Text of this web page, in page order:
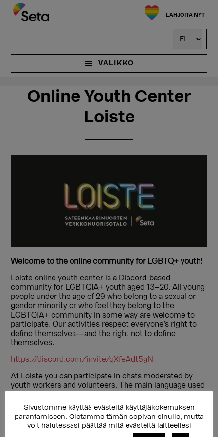
Hyppää
pääsisältöön
Hyppää
ensisijaiseen
sivupalkkiin
LAHJOITA NYT
VALIKKO
Online Youth Center
Loiste
Welcome to the online community for LGBTQ+ youth!
Loiste online youth center is a Discord-based
community for LGBTQIA+ youth aged 13–20. All young
people under the age of 29 who belong to a sexual or
gender minority or who feel they belong to the
LGBTQIA+ community in some way are welcome to
participate. Our activities respect everyone’s right to
define themselves—and the right not to define
themselves.
https://discord.com/invite/qXfeAdt5gN
At Loiste you can participate in chats moderated by
youth workers and volunteers. The main language used
English-language chats are held at Loiste once a
month.
Sivustomme käyttää evästeitä käyttäjäkokemuksen
parantamiseen. Oletamme tämän sopivan sinulle, mutta
voit halutessasi päättää mitä evästeitä laitteellesi